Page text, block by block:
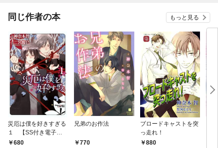
同じ作者の本 もっと見る
災厄は僕を好きすぎる
１ 【SS付き電子限
定版】
680
兄弟のお作法
770
ブロードキャストを突
っ走れ！
880